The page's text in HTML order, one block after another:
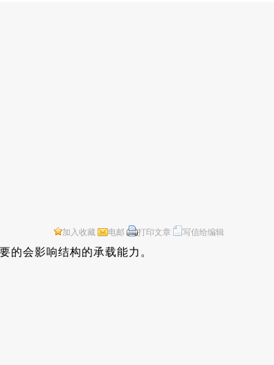
加入收藏 电邮 打印文章 写信给编辑
的会影响结构的承载能力。